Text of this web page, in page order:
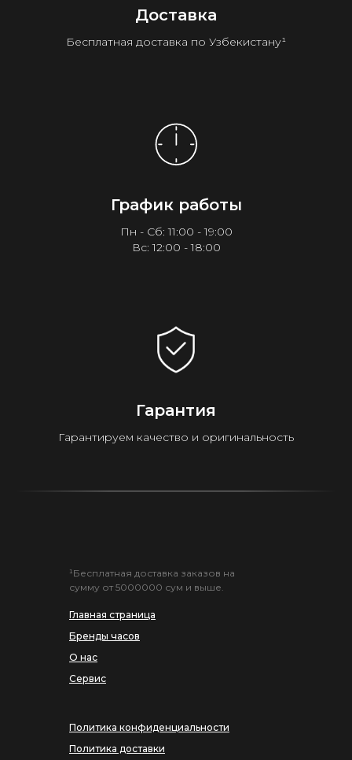
Доставка
Бесплатная доставка по Узбекистану¹
График работы
Пн - Сб: 11:00 - 19:00
Вс: 12:00 - 18:00
Гарантия
Гарантируем качество и оригинальность
Главная страница
Бренды часов
О нас
Сервис
¹Бесплатная доставка заказов на
сумму от 5000000 сум и выше.
Политика конфиденциальности
Политика доставки